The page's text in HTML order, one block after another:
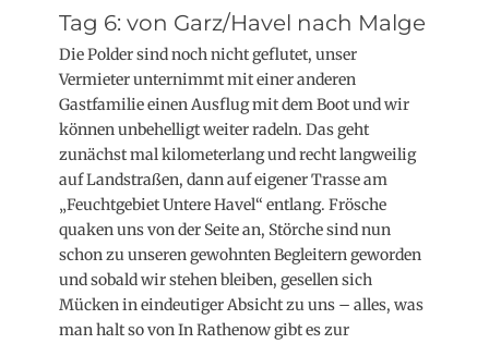
Tag 6: von Garz/Havel nach Malge
Die Polder sind noch nicht geflutet, unser
Vermieter unternimmt mit einer anderen
Gastfamilie einen Ausflug mit dem Boot und wir
können unbehelligt weiter radeln. Das geht
zunächst mal kilometerlang und recht langweilig
auf Landstraßen, dann auf eigener Trasse am
„Feuchtgebiet Untere Havel“ entlang. Frösche
quaken uns von der Seite an, Störche sind nun
schon zu unseren gewohnten Begleitern geworden
und sobald wir stehen bleiben, gesellen sich
Mücken in eindeutiger Absicht zu uns – alles, was
man halt so von In Rathenow gibt es zur